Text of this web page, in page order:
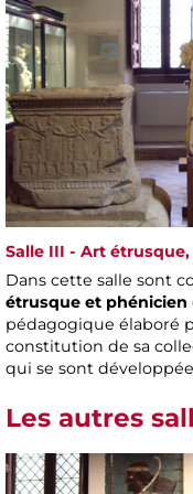
Salle III - Art
Dans cette salle sont
étrusque et phénicien
pédagogique élaboré
constitution de sa
qui se sont
Les autres